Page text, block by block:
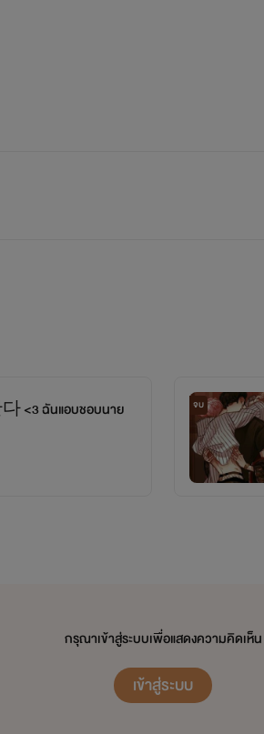
ธารณ์:ใจร้ายย ไม่รักแล้วน่าาา
คิวท์:สัส...ธารณ์ 0///0
พื่อนมาฝากกันน๊าทุกโคนนน~
กเรื่องกันด้วยนะจ๊ะ
<3 ฉันแอบชอบนาย จบ
กรุณาเข้าสู่ระบบเพื่อแสดงความคิดเห็น
เข้าสู่ระบบ